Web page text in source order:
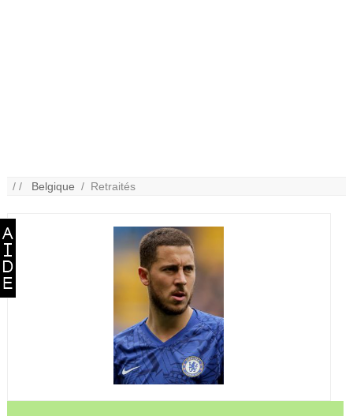
/ / Belgique / Retraités